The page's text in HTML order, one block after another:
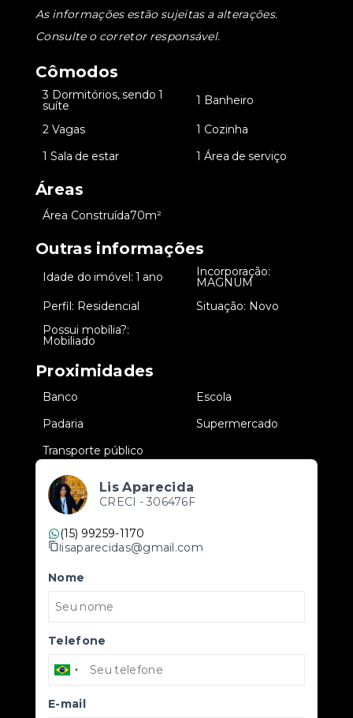
As informações estão sujeitas a alterações.
Consulte o corretor responsável.
Cômodos
3 Dormitórios, sendo 1
suíte 1 Banheiro
2 Vagas
1 Cozinha
1 Sala de estar 1 Área de serviço
Áreas
Área Construída70m²
Outras informações
Idade do imóvel: 1 ano Incorporação:
MAGNUM
Perfil: Residencial Situação: Novo
Possui mobília?:
Mobiliado
Proximidades
Banco
Escola
Padaria
Supermercado
Transporte público
Lis Aparecida
CRECI - 306476F
(15) 99259-1170
lisaparecidas@gmail.com
Nome
Telefone
E-mail